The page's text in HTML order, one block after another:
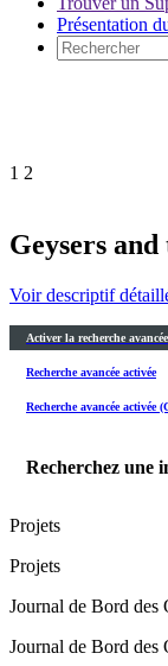
Présentation
1 2
Geysers
Voir descriptif
Activer la recherche avancée
Recherche avancée activée
Recherche avancée activée
Recherchez une
Projets
Projets
Journal de Bord des
Journal de Bord des